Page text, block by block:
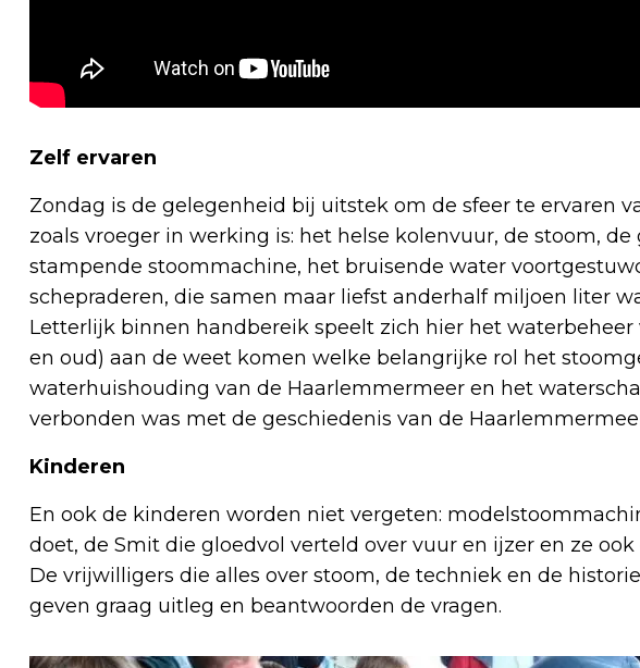
Zelf ervaren
Zondag is de gelegenheid bij uitstek om de sfeer te ervaren
zoals vroeger in werking is: het helse kolenvuur, de stoom, de
stampende stoommachine, het bruisende water
schepraderen, die samen maar liefst anderhalf miljoen liter
Letterlijk binnen handbereik speelt zich hier het waterbeheer
en oud) aan de weet komen welke belangrijke rol het
waterhuishouding van de Haarlemmermeer en het
verbonden was met de geschiedenis van de
Kinderen
En ook de kinderen worden niet vergeten:
doet, de Smit die gloedvol verteld over vuur en ijzer en ze
De vrijwilligers die alles over stoom, de techniek en de
geven graag uitleg en beantwoorden de vragen.